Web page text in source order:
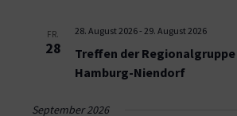
FR.
28
28. August 2026- 29. August 2026
Treffen der Regionalgruppe
Hamburg-Niendorf
September 2026